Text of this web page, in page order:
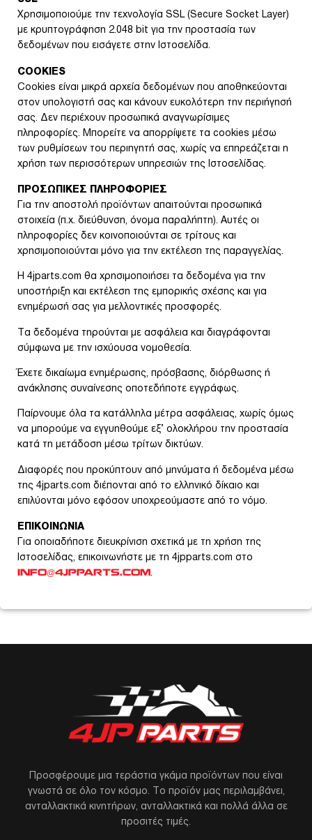
Χρησιμοποιούμε την τεχνολογία SSL (Secure Socket Layer)
με κρυπτογράφηση 2.048 bit για την προστασία των
δεδομένων που εισάγετε στην Ιστοσελίδα.
COOKIES
Cookies είναι μικρά αρχεία δεδομένων που αποθηκεύονται
στον υπολογιστή σας και κάνουν ευκολότερη την περιήγησή
σας. Δεν περιέχουν προσωπικά αναγνωρίσιμες
πληροφορίες. Μπορείτε να απορρίψετε τα cookies μέσω
των ρυθμίσεων του περιηγητή σας, χωρίς να επηρεάζεται η
χρήση των περισσότερων υπηρεσιών της Ιστοσελίδας.
ΠΡΟΣΩΠΙΚΕΣ ΠΛΗΡΟΦΟΡΙΕΣ
Για την αποστολή προϊόντων απαιτούνται προσωπικά
στοιχεία (π.χ. διεύθυνση, όνομα παραλήπτη). Αυτές οι
πληροφορίες δεν κοινοποιούνται σε τρίτους και
χρησιμοποιούνται μόνο για την εκτέλεση της παραγγελίας.
Η 4jparts.com θα χρησιμοποιήσει τα δεδομένα για την
υποστήριξη και εκτέλεση της εμπορικής σχέσης και για
ενημέρωσή σας για μελλοντικές προσφορές.
Τα δεδομένα τηρούνται με ασφάλεια και διαγράφονται
σύμφωνα με την ισχύουσα νομοθεσία.
Έχετε δικαίωμα ενημέρωσης, πρόσβασης, διόρθωσης ή
ανάκλησης συναίνεσης οποτεδήποτε εγγράφως.
Παίρνουμε όλα τα κατάλληλα μέτρα ασφάλειας, χωρίς όμως
να μπορούμε να εγγυηθούμε εξ’ ολοκλήρου την προστασία
κατά τη μετάδοση μέσω τρίτων δικτύων.
Διαφορές που προκύπτουν από μηνύματα ή δεδομένα μέσω
της 4jparts.com διέπονται από το ελληνικό δίκαιο και
επιλύονται μόνο εφόσον υποχρεούμαστε από το νόμο.
ΕΠΙΚΟΙΝΩΝΙΑ
Για οποιαδήποτε διευκρίνιση σχετικά με τη χρήση της
Ιστοσελίδας, επικοινωνήστε με τη 4jpparts.com στο
INFO@4JPPARTS.COM.
Προσφέρουμε μια τεράστια γκάμα προϊόντων που είναι
γνωστά σε όλο τον κόσμο. Το προϊόν μας περιλαμβάνει,
ανταλλακτικά κινητήρων, ανταλλακτικά και πολλά άλλα σε
προσιτές τιμές.